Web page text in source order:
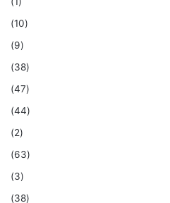
(10)
(9)
(38)
(47)
(44)
(2)
(63)
(3)
(38)